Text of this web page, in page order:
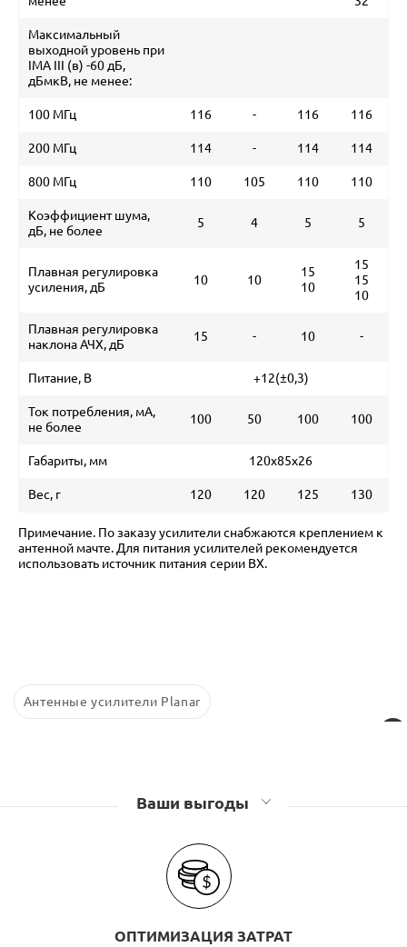
Максимальный
выходной уровень при
IMA III (в) -60 дБ,
дБмкВ, не менее:
100 МГц 116 - 116 116
200 МГц 114 - 114 114
800 МГц 110 105 110 110
Коэффициент шума,
дБ, не более
5 4 5 5
Плавная регулировка
усиления, дБ
10 10
15
10
15
15
10
Плавная регулировка
наклона АЧХ, дБ
15 - 10 -
Питание, В +12(±0,3)
Ток потребления, мА,
не более
100 50 100 100
Габариты, мм 120х85х26
Вес, г 120 120 125 130
Примечание. По заказу усилители снабжаются креплением к
антенной мачте. Для питания усилителей рекомендуется
использовать источник питания серии BX.
Антенные усилители Planar
Ваши выгоды
ОПТИМИЗАЦИЯ ЗАТРАТ